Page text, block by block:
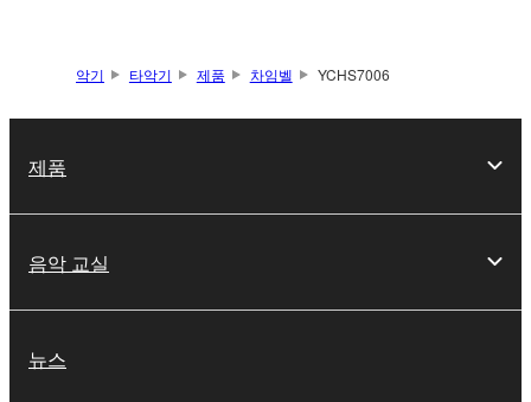
악기 타악기 제품 차임벨 YCHS7006
제품
음악 교실
뉴스